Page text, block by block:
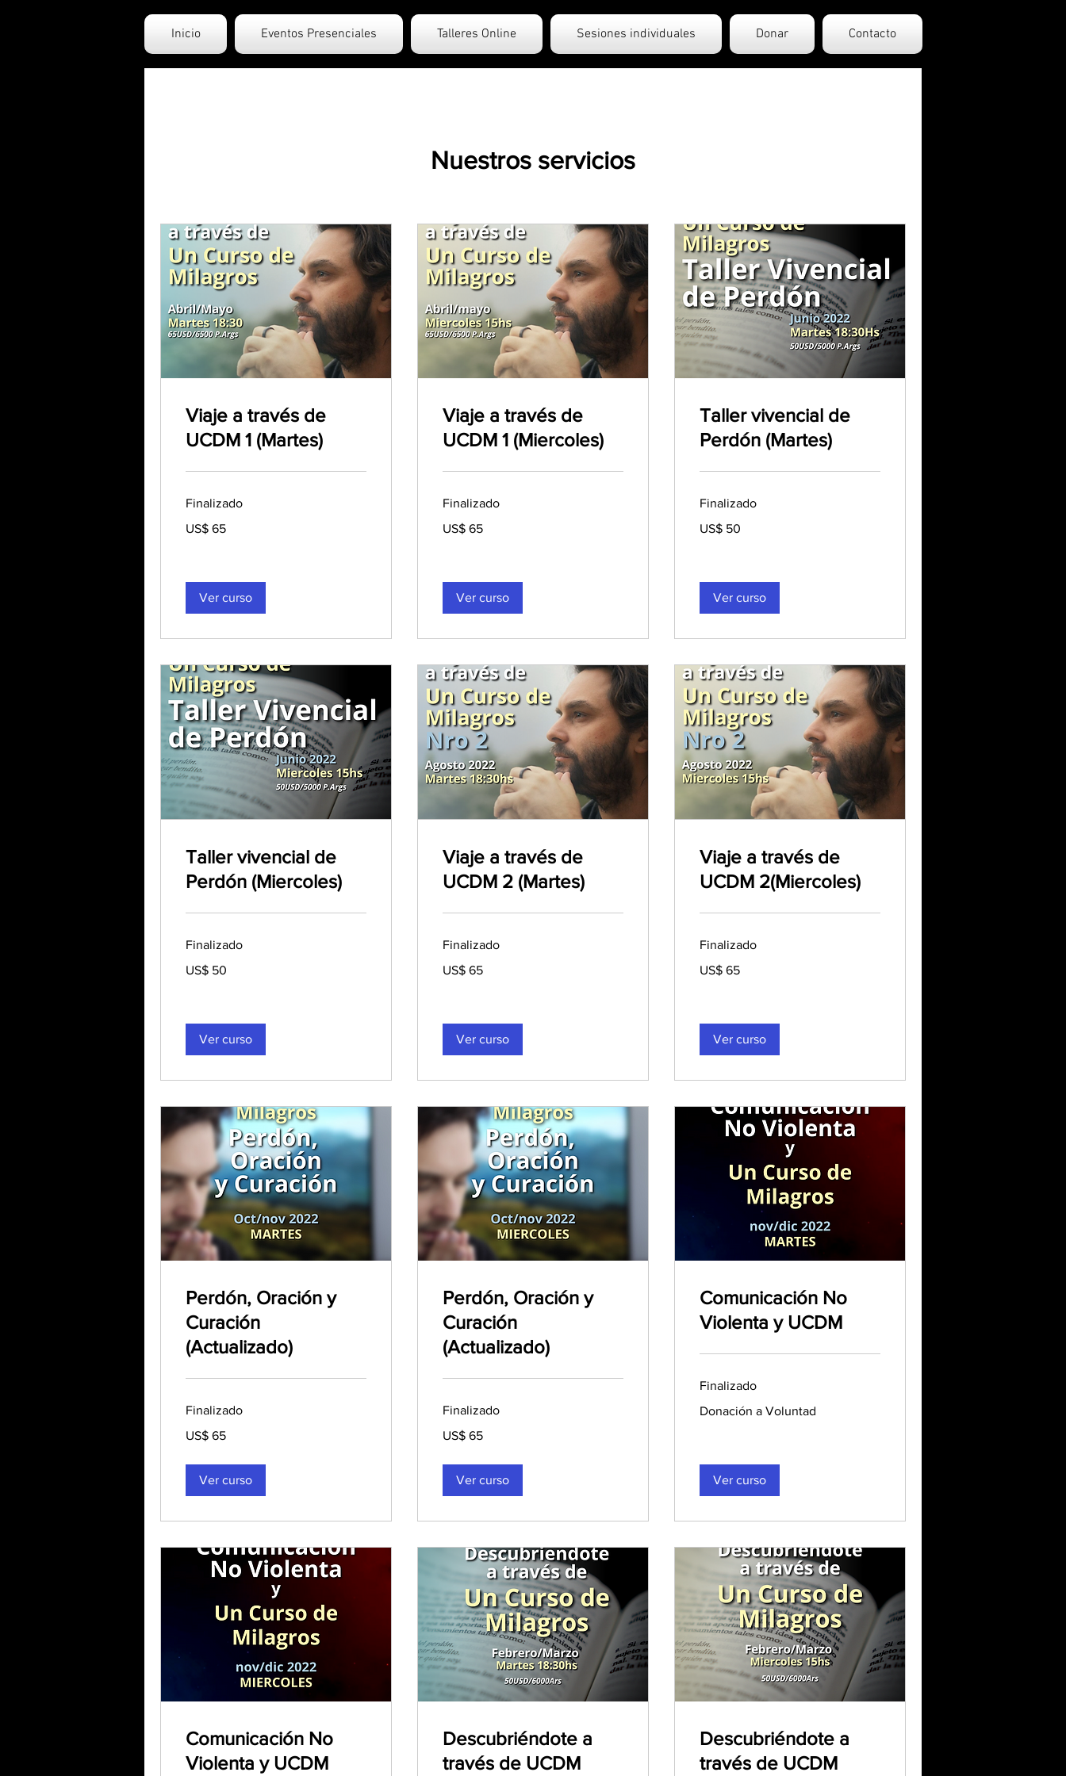
Inicio Eventos Presenciales Talleres Online Sesiones individuales Donar Contacto
Nuestros servicios
Viaje a través de
UCDM 1 (Martes)
Finalizado
dólares
US$ 65
Ver curso
Viaje a través de
UCDM 1 (Miercoles)
Finalizado
dólares
US$ 65
Ver curso
Taller vivencial de
Perdón (Martes)
Finalizado
dólares
US$ 50
Ver curso
Taller vivencial de
Perdón (Miercoles)
Finalizado
dólares
US$ 50
Ver curso
Viaje a través de
UCDM 2 (Martes)
Finalizado
dólares
US$ 65
Ver curso
Viaje a través de
UCDM 2(Miercoles)
Finalizado
dólares
US$ 65
Ver curso
Perdón, Oración y
Curación
(Actualizado)
Finalizado
dólares
US$ 65
Ver curso
Perdón, Oración y
Curación
(Actualizado)
Finalizado
dólares
US$ 65
Ver curso
Comunicación No
Violenta y UCDM
Finalizado
Donación a Voluntad
Ver curso
Comunicación No
Violenta y UCDM
Descubriéndote a
través de UCDM
Descubriéndote a
través de UCDM